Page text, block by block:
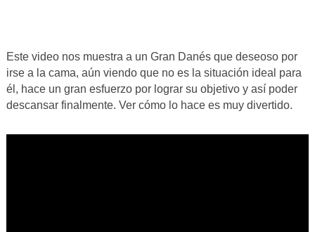
Este video nos muestra a un Gran Danés que deseoso por
irse a la cama, aún viendo que no es la situación ideal para
él, hace un gran esfuerzo por lograr su objetivo y así poder
descansar finalmente. Ver cómo lo hace es muy divertido.